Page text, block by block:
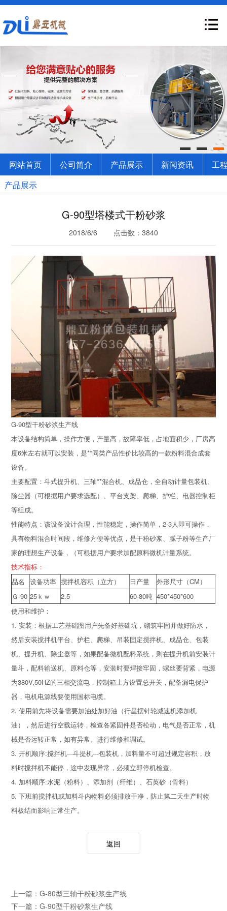
网站首页 公司简介 产品展示 新闻资讯
工
产品展示
G-90型塔楼式干粉砂浆
2018/6/6 点击数：3840
G-90型干粉砂浆生产线
本设备结构简单，操作方便，产量高，故障率低，占地面积少，厂房高
度6米左右就可以安装，是**同类产品性价比较高的一款粉料混合成套
设备。
主要配置：斗式提升机、三轴**混合机、成品仓，全自动计量包装机、
除尘器（可根据用户要求选配）、平台支架、爬梯、护栏、电器控制柜
等组成。
性能特点：该设备设计合理，性能稳定，操作简单，2-3人即可操作，
具有物料混合时间段，维修方便等优点，是干粉砂浆、腻子粉等生产厂
家的理想生产设备，（可根据用户要求加配原料微机计量系统。
技术指标：
品名
设备功率 搅拌机容积（立方） 日产量
外形尺寸（CM）
Ｇ-90 25ｋｗ 2.5 60-80吨 450*450*600
使用和维护：
1. 安装：根据工艺基础图用户先备好基础坑，砌筑牢固并做好防水，
然后安装搅拌机平台、护栏、爬梯、吊装固定搅拌机、成品仓、包装
机、提升机、除尘器等，如果配备微机配料系统，则在提升机前安装计
量斗，配料输送机、原料仓等，安装时要焊接牢固，螺丝要背紧，电源
为380V,50HZ的三相交流电，控制箱上方设置总开关，配备漏电保护
器，电机电源线要使用国标电缆。
2. 使用前先将设备需要加油处加好油（行星摆针轮减速机添加机
油），然后进行空载运转，检查各紧固件是否松动，电气是否正常，机
械是否运转正常，如有异常。进行维修和调试。
3. 开机顺序:搅拌机---斗提机---包装机，加料量不可超过规定容积，放
料时搅拌机不能停，途中发现异常，必须立即停机检查。
4. 加料顺序:水泥（粉料）、添加剂（纤维）、石英砂（骨料）
5. 下班前搅拌机或加料斗内物料必须排放干净，防止第二天生产时物
料板结而影响正常生产。
返回
上一篇：G-80型三轴干粉砂浆生产线
下一篇：G-90型干粉砂浆生产线